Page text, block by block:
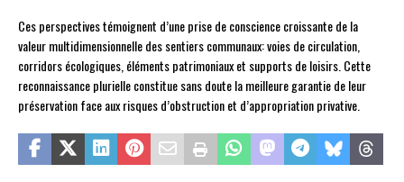
Ces perspectives témoignent d’une prise de conscience croissante de la
valeur multidimensionnelle des sentiers communaux: voies de circulation,
corridors écologiques, éléments patrimoniaux et supports de loisirs. Cette
reconnaissance plurielle constitue sans doute la meilleure garantie de leur
préservation face aux risques d’obstruction et d’appropriation privative.